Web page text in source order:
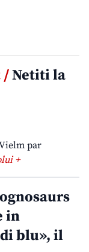
/Netiti la
par
+
in
blu», il